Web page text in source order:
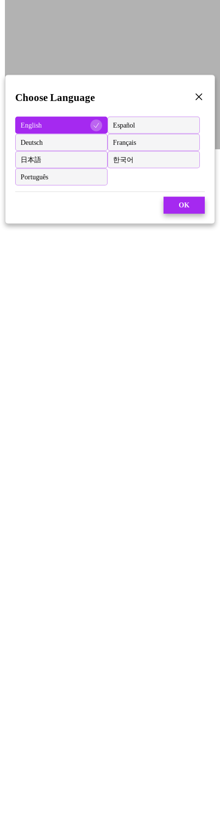
Choose Language
English Español
Deutsch Français
日本語 한국어
Português
OK